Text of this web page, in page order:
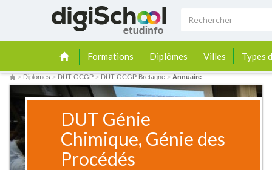
Formations Diplômes Villes Types
> Diplomes > DUT GCGP > DUT GCGP Bretagne > Annuaire
DUT Génie
Chimique, Génie des
Procédés